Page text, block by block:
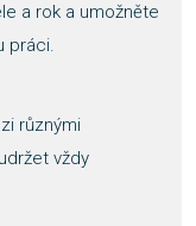
a rok a umožněte
práci.
různými
vždy